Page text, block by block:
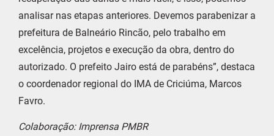
analisar nas etapas anteriores. Devemos parabenizar a
prefeitura de Balneário Rincão, pelo trabalho em
excelência, projetos e execução da obra, dentro do
autorizado. O prefeito Jairo está de parabéns”, destaca
o coordenador regional do IMA de Criciúma, Marcos
Favro.
Colaboração: Imprensa PMBR